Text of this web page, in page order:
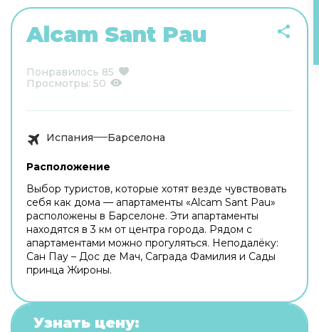
Alcam Sant Pau
Понравилось 85
Просмотры: 50
Испания Барселона
Расположение
Выбор туристов, которые хотят везде чувствовать
себя как дома — апартаменты «Alcam Sant Pau»
расположены в Барселоне. Эти апартаменты
находятся в 3 км от центра города. Рядом с
апартаментами можно прогуляться. Неподалёку:
Сан Пау – Дос де Мач, Саграда Фамилия и Сады
принца Жироны.
Узнать цену: